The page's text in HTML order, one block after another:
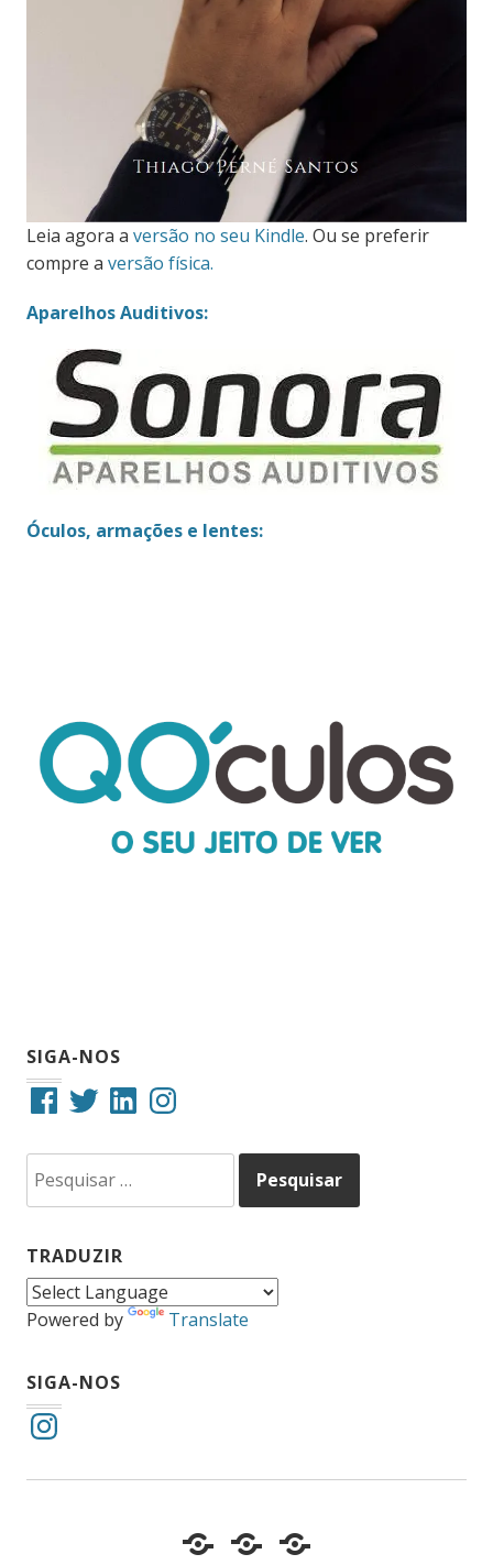
Leia agora a versão no seu Kindle. Ou se preferir
compre a versão física.
Aparelhos Auditivos:
Óculos, armações e lentes:
SIGA-NOS
FacebookTwitterLinkedInInstagram
por:
TRADUZIR
Powered by Translate
SIGA-NOS
Instagram
CotidianoInclusãoDiário